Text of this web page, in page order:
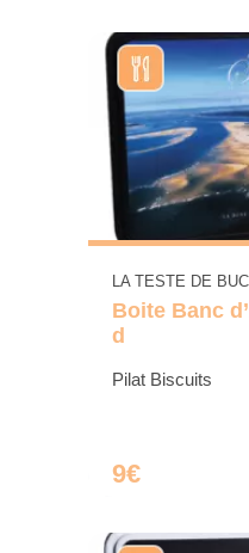
LA TESTE DE
Boite Banc
d
Pilat Biscuits
9€